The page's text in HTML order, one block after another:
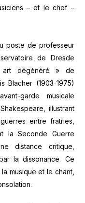
– et le chef –
poste de professeur
de Dresde
art dégénéré » de
Blacher (1903-1975)
garde musicale
illustrant
entre fratries,
la Seconde Guerre
distance critique,
la dissonance. Ce
musique et le chant,